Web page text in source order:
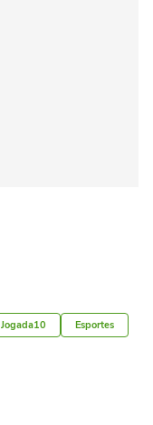
Jogada10
Esportes